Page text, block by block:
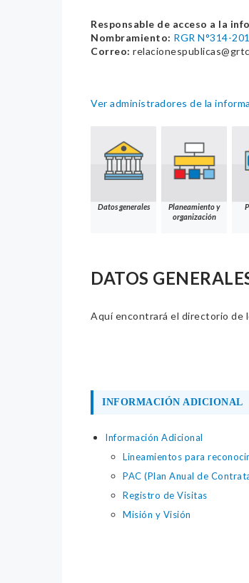
Responsable de acceso a la
Nombramiento: RGR N°314-
Correo:
Ver administradores de la
Datos generales
Planeamiento y
organización
DATOS
Aquí encontrará el directorio de
INFORMACIÓN ADICIONAL
Información Adicional
Lineamientos para
PAC (Plan Anual de
Registro de Visitas
Misión y Visión